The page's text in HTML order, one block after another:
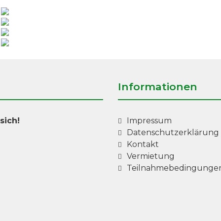
Informationen
Impressum
Datenschutzerklärung
Kontakt
Vermietung